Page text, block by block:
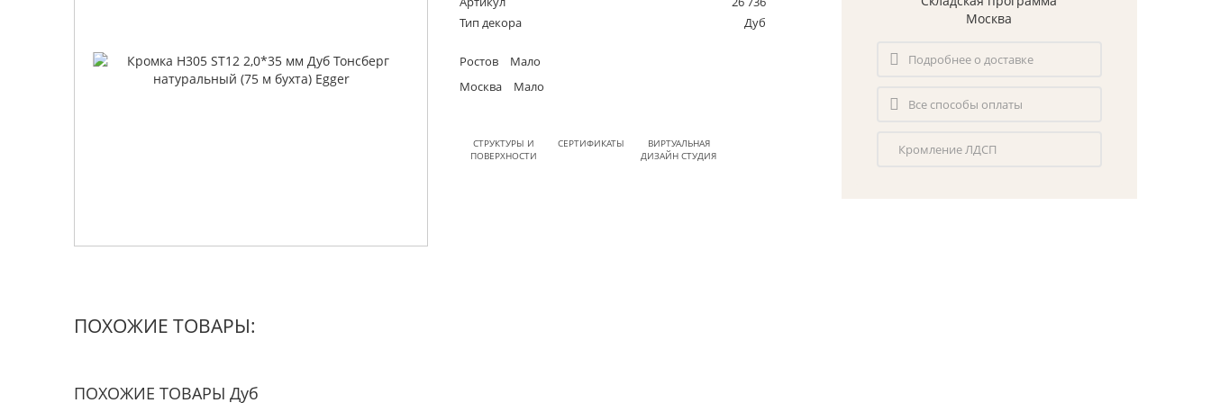
Тип декора
Дуб
Ростов
Мало
Москва
Мало
СТРУКТУРЫ И
ПОВЕРХНОСТИ
СЕРТИФИКАТЫ
ВИРТУАЛЬНАЯ
ДИЗАЙН СТУДИЯ
Москва
Подробнее о доставке
Все способы оплаты
Кромление ЛДСП
ПОХОЖИЕ ТОВАРЫ:
ПОХОЖИЕ ТОВАРЫ Дуб